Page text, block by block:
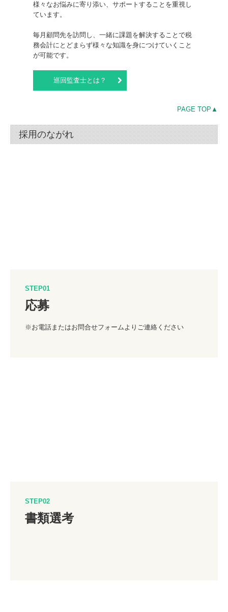
様々なお悩みに寄り添い、サポートすることを重視し
ています。
毎月顧問先を訪問し、一緒に課題を解決することで税
務会計にとどまらず様々な知識を身につけていくこと
が可能です。
巡回監査士とは？
PAGE TOP▲
採用のながれ
STEP01
応募
※お電話またはお問合せフォームよりご連絡ください
STEP02
書類選考